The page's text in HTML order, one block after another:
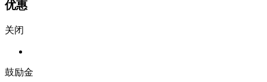
优惠
关闭
鼓励金